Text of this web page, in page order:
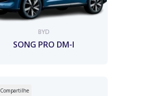
BYD
SONG PRO DM-I
Compartilhe